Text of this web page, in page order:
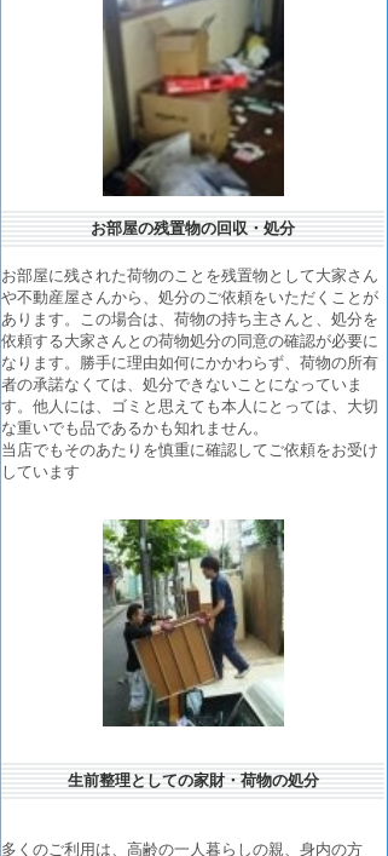
お部屋の残置物の回収・処分
お部屋に残された荷物のことを残置物として大家さん
や不動産屋さんから、処分のご依頼をいただくことが
あります。この場合は、荷物の持ち主さんと、処分を
依頼する大家さんとの荷物処分の同意の確認が必要に
なります。勝手に理由如何にかかわらず、荷物の所有
者の承諾なくては、処分できないことになっていま
す。他人には、ゴミと思えても本人にとっては、大切
な重いでも品であるかも知れません。
当店でもそのあたりを慎重に確認してご依頼をお受け
しています
生前整理としての家財・荷物の処分
多くのご利用は、高齢の一人暮らしの親、身内の方